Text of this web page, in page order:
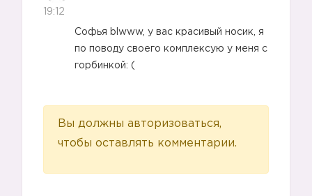
19:12
​Софья blwww, у вас красивый носик, я
по поводу своего комплексую у меня с
горбинкой: (
Вы должны авторизоваться,
чтобы оставлять комментарии.